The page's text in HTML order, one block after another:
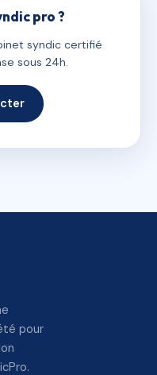
pro ?
syndic certifié
sous 24h.
pour